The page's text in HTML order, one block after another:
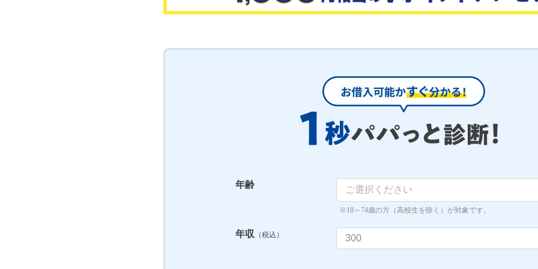
年齢
18～74歳の方（高校生を除く）が対象です。
年収 （税込）